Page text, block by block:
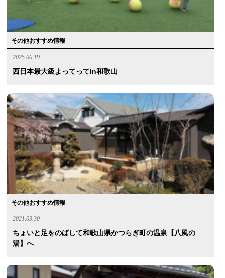
その他おすすめ情報
2025.06.19
西日本最大級よってってin和歌山
その他おすすめ情報
2021.03.30
ちょいと足をのばして和歌山県かつらぎ町の温泉【八風の
湯】へ